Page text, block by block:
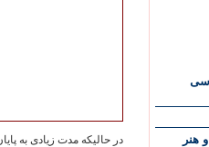
در حالیکه مدت زیادی به
سی
هنر